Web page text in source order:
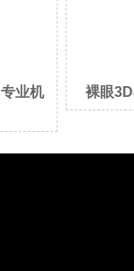
业机
裸眼